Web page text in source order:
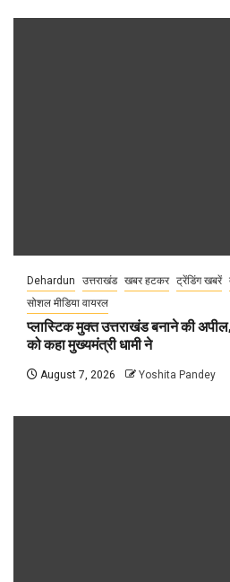
Dehardun उत्तराखंड खबर हटकर ट्रेंडिंग खबरें
सोशल मीडिया वायरल
प्लास्टिक मुक्त उत्तराखंड बनाने की अपील,
को कहा मुख्यमंत्री धामी ने
August 7, 2026 Yoshita Pandey